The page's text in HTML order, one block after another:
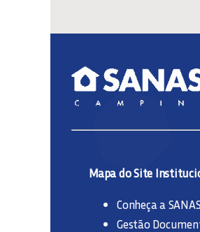
Mapa do Site
Conheça a
Gestão